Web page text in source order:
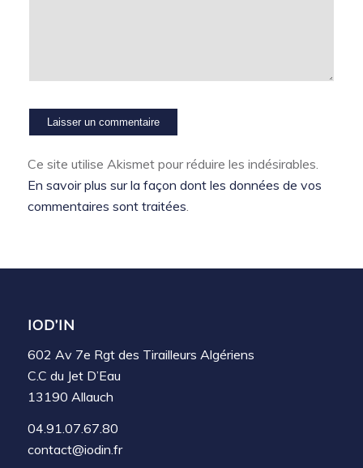
Ce site utilise Akismet pour réduire les indésirables.
En savoir plus sur la façon dont les données de vos
commentaires sont traitées.
IOD’IN
602 Av 7e Rgt des Tirailleurs Algériens
C.C du Jet D’Eau
13190 Allauch
04.91.07.67.80
contact@iodin.fr